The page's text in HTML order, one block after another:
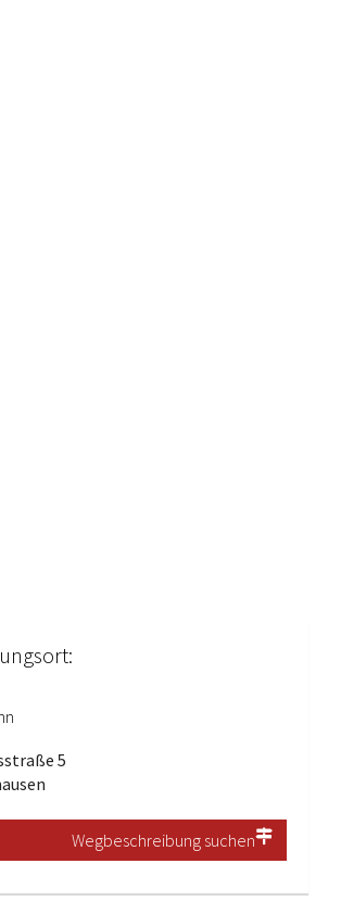
5
Wegbeschreibung suchen